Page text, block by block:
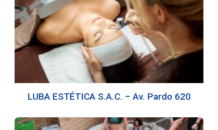
LUBA ESTÉTICA S.A.C. – Av. Pardo 620